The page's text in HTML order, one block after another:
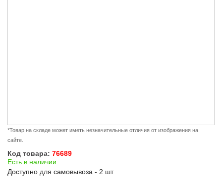
*Товар на складе может иметь незначительные отличия от изображения на
сайте.
Код товара: 76689
Есть в наличии
Доступно для самовывоза - 2 шт